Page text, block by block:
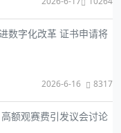
数字化改革 证书申请将
2026-6-16 8317
额观赛费引发议会讨论